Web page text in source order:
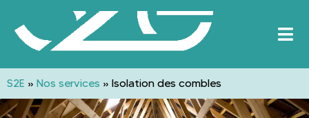
S2E » Nos services » Isolation des combles